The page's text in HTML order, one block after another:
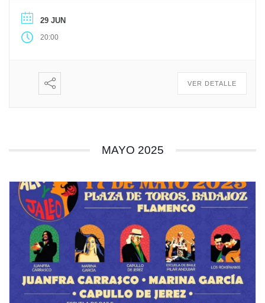
29 JUN
20:00
VER DETALLE
MAYO 2025